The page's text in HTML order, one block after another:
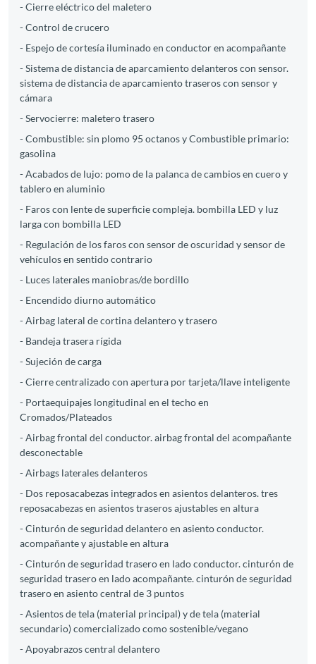
- Cierre eléctrico del maletero
- Control de crucero
- Espejo de cortesía iluminado en conductor en acompañante
- Sistema de distancia de aparcamiento delanteros con sensor.
sistema de distancia de aparcamiento traseros con sensor y
cámara
- Servocierre: maletero trasero
- Combustible: sin plomo 95 octanos y Combustible primario:
gasolina
- Acabados de lujo: pomo de la palanca de cambios en cuero y
tablero en aluminio
- Faros con lente de superficie compleja. bombilla LED y luz
larga con bombilla LED
- Regulación de los faros con sensor de oscuridad y sensor de
vehículos en sentido contrario
- Luces laterales maniobras/de bordillo
- Encendido diurno automático
- Airbag lateral de cortina delantero y trasero
- Bandeja trasera rígida
- Sujeción de carga
- Cierre centralizado con apertura por tarjeta/llave inteligente
- Portaequipajes longitudinal en el techo en
Cromados/Plateados
- Airbag frontal del conductor. airbag frontal del acompañante
desconectable
- Airbags laterales delanteros
- Dos reposacabezas integrados en asientos delanteros. tres
reposacabezas en asientos traseros ajustables en altura
- Cinturón de seguridad delantero en asiento conductor.
acompañante y ajustable en altura
- Cinturón de seguridad trasero en lado conductor. cinturón de
seguridad trasero en lado acompañante. cinturón de seguridad
trasero en asiento central de 3 puntos
- Asientos de tela (material principal) y de tela (material
secundario) comercializado como sostenible/vegano
- Apoyabrazos central delantero